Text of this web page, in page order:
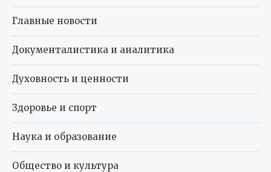
Главные новости
Документалистика и аналитика
Духовность и ценности
Здоровье и спорт
Наука и образование
Общество и культура